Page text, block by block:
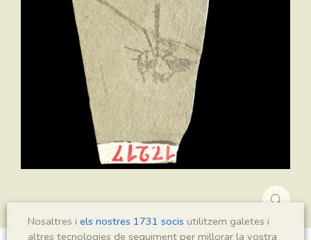
Nosaltres i els nostres 1731 socis utilitzem galetes i
altres tecnologies de seguiment per millorar la vostra